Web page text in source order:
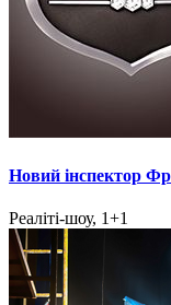
Новий інспектор
Реаліті-шоу, 1+1